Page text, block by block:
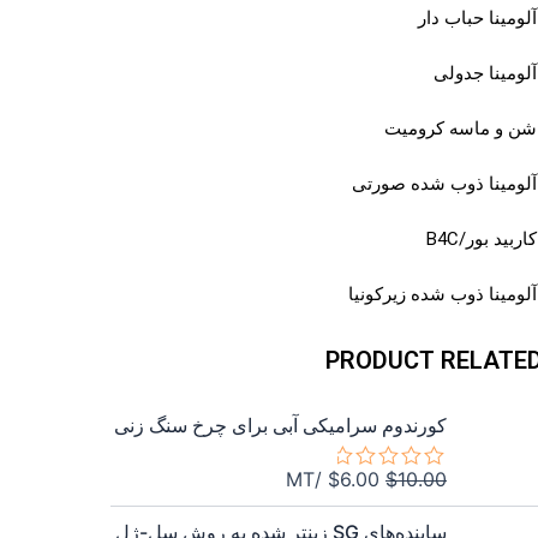
آلومینا حباب دار
آلومینا جدولی
شن و ماسه کرومیت
آلومینا ذوب شده صورتی
کاربید بور/B4C
آلومینا ذوب شده زیرکونیا
PRODUCT
کورندوم سرامیکی آبی برای چرخ سنگ زنی
امتیاز
0
از
$10.00
قیمت
اصلی
$10.00
$6.00
قیمت
فعلی
$6.00/MT
ساینده‌های SG زینتر شده به روش سل-ژل
قیمت